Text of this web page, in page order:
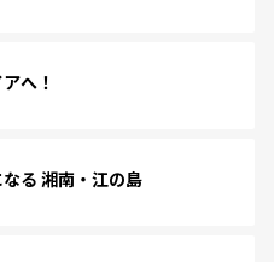
へ！
る 湘南・江の島